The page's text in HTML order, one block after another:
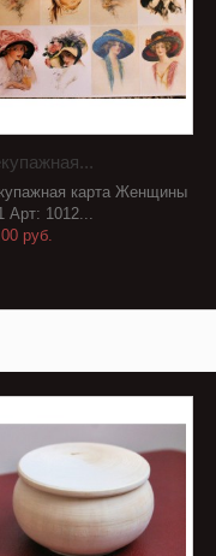
карта Женщины
Арт: 1012...
руб.